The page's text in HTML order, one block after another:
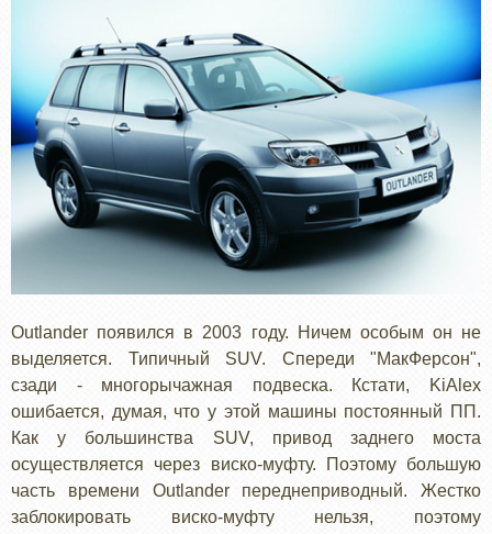
Outlander появился в 2003 году. Ничем особым он не
выделяется. Типичный SUV. Спереди "МакФерсон",
сзади - многорычажная подвеска. Кстати, KiAlex
ошибается, думая, что у этой машины постоянный ПП.
Как у большинства SUV, привод заднего моста
осуществляется через виско-муфту. Поэтому большую
часть времени Outlander переднеприводный. Жестко
заблокировать виско-муфту нельзя, поэтому